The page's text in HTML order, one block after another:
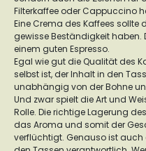
Filterkaffee oder Cappuccino
Eine Crema des Kaffees sollte
gewisse Beständigkeit haben.
einem guten Espresso.
Egal wie gut die Qualität des
selbst ist, der Inhalt in den
unabhängig von der Bohne
Und zwar spielt die Art und
Rolle. Die richtige Lagerung
das Aroma und somit der
verflüchtigt. Genauso ist